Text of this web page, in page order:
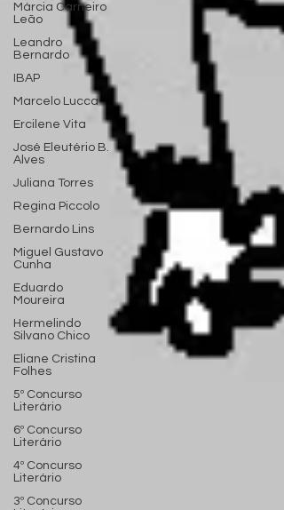
Márcia Carneiro
Leão
Leandro
Bernardo
IBAP
Marcelo Lucca
Ercilene Vita
José Eleutério B.
Alves
Juliana Torres
Regina Piccolo
Bernardo Lins
Miguel Gustavo
Cunha
Eduardo
Moureira
Hermelindo
Silvano Chico
Eliane Cristina
Folhes
5º Concurso
Literário
6º Concurso
Literário
4º Concurso
Literário
3º Concurso